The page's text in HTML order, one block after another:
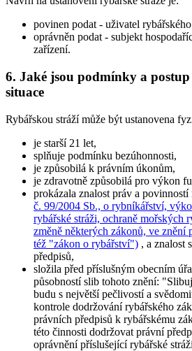
povinen podat - uživatel
oprávněn podat - subjekt
zařízení.
6. Jaké jsou podmínky a
situace
Rybářskou stráží může být ustanovena
je starší 21 let,
splňuje podmínku bezúhonnosti,
je způsobilá k právním úkonům,
je zdravotně způsobilá pro výkon
prokázala znalost práv a povinností
č. 99/2004 Sb., o rybníkářství,
rybářské stráži, ochraně mořských
změně některých zákonů, ve znění
též "zákon o rybářství") , a znalost
předpisů,
složila před příslušným obecním
působností slib tohoto znění:
budu s největší pečlivostí a
kontrole dodržování rybářského
právních předpisů k rybářskému
této činnosti dodržovat právní
oprávnění příslušející rybářské